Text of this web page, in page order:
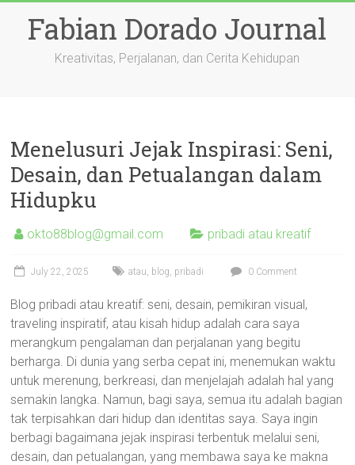
contentFabian Dorado Journal
Kreativitas, Perjalanan, dan Cerita Kehidupan
Menelusuri Jejak Inspirasi: Seni,
Desain, dan Petualangan dalam
Hidupku
okto88blog@gmail.com pribadi atau kreatif
July 22, 2025 atau, blog, pribadi 0 Comment
Blog pribadi atau kreatif: seni, desain, pemikiran visual,
traveling inspiratif, atau kisah hidup adalah cara saya
merangkum pengalaman dan perjalanan yang begitu
berharga. Di dunia yang serba cepat ini, menemukan waktu
untuk merenung, berkreasi, dan menjelajah adalah hal yang
semakin langka. Namun, bagi saya, semua itu adalah bagian
tak terpisahkan dari hidup dan identitas saya. Saya ingin
berbagi bagaimana jejak inspirasi terbentuk melalui seni,
desain, dan petualangan, yang membawa saya ke makna